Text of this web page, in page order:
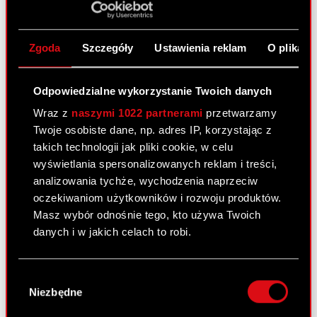
Zgoda Szczegóły Ustawienia reklam O
Odpowiedzialne wykorzystanie Twoich danych
Wraz z naszymi 1022 partnerami przetwarzamy
Twoje osobiste dane, np. adres IP, korzystając z
takich technologii jak pliki cookie, w celu
wyświetlania spersonalizowanych reklam i treści,
analizowania tychże, wychodzenia naprzeciw
oczekiwaniom użytkowników i rozwoju produktów.
Masz wybór odnośnie tego, kto używa Twoich
danych i w jakich celach to robi.
lokalizacji geograficznej z dokładnością nawet
zgody
Niezbędne
Raporty giełdowe
Podstawowe dane finansowe
Akcje na giełdzie
Dywidenda
Akcjonariat
Analitycy
Niezależny audytor
organów